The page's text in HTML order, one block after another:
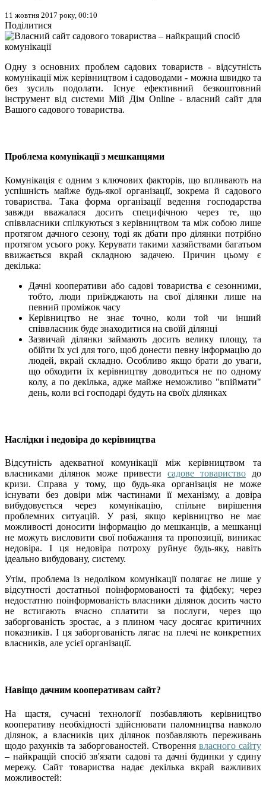
11 жовтня 2017 року, 00:10
Поділитися
Одну з основних проблем садових товариств - відсутність
комунікації між керівництвом і садоводами - можна швидко та
без зусиль подолати. Існує ефективний безкоштовний
інструмент від системи Мій Дім Online - власний сайт для
Вашого садового товариства.
Проблема комунікації з мешканцями
Комунікація є одним з ключових факторів, що впливають на
успішність майже будь-якої організації, зокрема й садового
товариства. Така форма організації ведення господарства
завжди вважалася досить специфічною через те, що
співвласники спілкуються з керівництвом та між собою лише
протягом дачного сезону, тоді як дбати про ділянки потрібно
протягом усього року. Керувати такими хазяйствами багатьом
ввижається вкрай складною задачею. Причин цьому є
декілька:
Дачні кооперативи або садові товариства є сезонними,
тобто, люди приїжджають на свої ділянки лише на
певний проміжок часу
Керівництво не знає точно, коли той чи інший
співвласник буде знаходитися на своїй ділянці
Зазвичай ділянки займають досить велику площу, та
обійти їх усі для того, щоб донести певну інформацію до
людей, вкрай складно. Особливо якщо брати до уваги,
що обходити їх керівництву доводиться не по одному
колу, а по декілька, адже майже неможливо "впіймати"
день, коли всі господарі будуть на своїх ділянках
Наслідки і недовіра до керівництва
Відсутність адекватної комунікації між керівництвом та
власниками ділянок може привести садове товариство до
кризи. Справа у тому, що будь-яка організація не може
існувати без довіри між частинами її механізму, а довіра
вибудовується через комунікацію, спільне вирішення
проблемних ситуацій. У разі, якщо керівництво не має
можливості доносити інформацію до мешканців, а мешканці
не можуть висловити свої побажання та пропозиції, виникає
недовіра. І ця недовіра потроху руйнує будь-яку, навіть
ідеально вибудовану, систему.
Утім, проблема із недоліком комунікації полягає не лише у
відсутності достатньої поінформованості та фідбеку; через
недостатню поінформованість власники ділянок досить часто
не встигають вчасно сплатити за послуги, через що
заборгованість зростає, а з плином часу досягає критичних
показників. І ця заборгованість лягає на плечі не конкретних
власників, але усієї організації.
Навіщо дачним кооперативам сайт?
На щастя, сучасні технології позбавляють керівництво
кооперативу необхідності здійснювати паломництва навколо
ділянок, а власників цих ділянок позбавляють переживань
щодо рахунків та заборгованостей. Створення власного сайту
– найкращій спосіб зв'язати садові та дачні будинки у єдину
мережу. Сайт товариства надає декілька вкрай важливих
можливостей: